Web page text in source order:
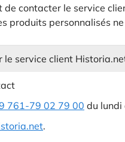
de contacter le service
produits personnalisés
service client
761-79 02 79 00 du lundi
.